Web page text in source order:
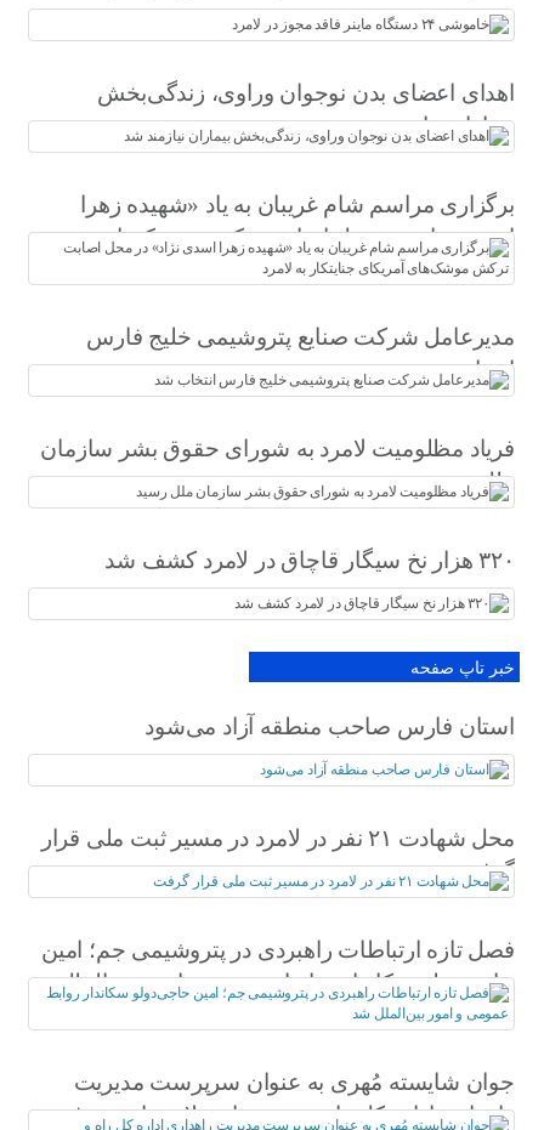
اهدای اعضای بدن نوجوان وراوی، زندگی‌بخش
بیماران نیازمند شد
برگزاری مراسم شام غریبان به یاد «شهیده زهرا
اسدی نژاد» در محل اصابت ترکش موشک‌های
آمریکای جنایتکار به لامرد
مدیرعامل شرکت صنایع پتروشیمی خلیج فارس
انتخاب شد
فریاد مظلومیت لامرد به شورای حقوق بشر سازمان
ملل رسید
۳۲۰ هزار نخ سیگار قاچاق در لامرد کشف شد
خبر تاپ صفحه
استان فارس صاحب منطقه آزاد می‌شود
محل شهادت ۲۱ نفر در لامرد در مسیر ثبت ملی قرار
گرفت
فصل تازه ارتباطات راهبردی در پتروشیمی جم؛ امین
حاجی‌دولو سکاندار روابط عمومی و امور بین‌الملل
شد
جوان شایسته مُهری به عنوان سرپرست مدیریت
راهداری اداره کل راه و شهرسازی لارستان معرفی